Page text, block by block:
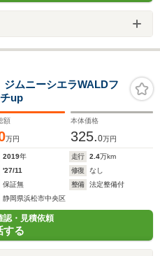
ムニーシエラWALDフ
up
額
万円
本体価格
325.0万円
2019年 走行 2.4万km
'27/11 修復
なし
保証無 整備
法定整備付
静岡県浜松市中央区
認・見積依頼
する